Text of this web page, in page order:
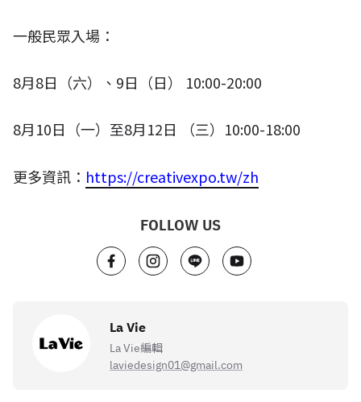
一般民眾入場：
8月8日（六）、 9日（日） 10:00-20:00
8月10日（一）至8月12日 （三） 10:00-18:00
更多資訊： https://creativexpo.tw/zh
FOLLOW US
La Vie
La Vie編輯
laviedesign01@gmail.com